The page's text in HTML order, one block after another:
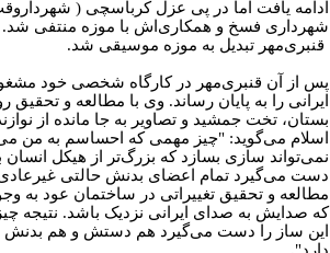
ادامه یافت اما در پی عزل کرباسچی ( شهرداروقت
قنبری‌مهر تبدیل به موزه موسیقی شد.
پس از آن قنبری‌مهر در کارگاه شخصی خود
ایرانی را به پایان رساند. وی با مطالعه و
بستان، تخت جمشید و تصاویر به جا مانده از
اسلام می‌گوید: "چیز مهمی که احساسم به من
نمی‌تواند سازی بسازد که بزرگ‌تر از هیکل انسان
دست می‌گیرد تمام اعضای بدنش حالتی
مطالعه و تحقیق تغییراتی در ساختمان عود به
که صدایش به صدای ایرانی نزدیک باشد. نتیجه
این ساز را دست می‌گیرد هم دستش و هم
دارد".